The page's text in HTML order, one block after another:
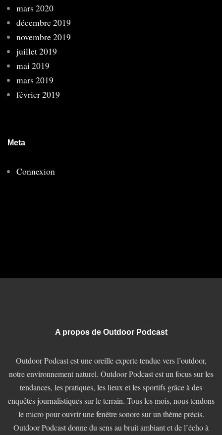
mars 2020
décembre 2019
novembre 2019
juillet 2019
mai 2019
mars 2019
février 2019
Meta
Connexion
A propos de Outdoor Podcast
Outdoor Podcast est une oreille experte tendue vers l’outdoor,
notre environnement naturel. Outdoor Podcast est un focus sur les
tendances, les pratiques, les lieux et les sportifs grâce à des
enquêtes journalistiques sur le terrain. Tous les mois, nous tendons
le micro pour ouvrir une fenêtre sonore sur un thème précis.
Outdoor Podcast donne du sens au bruit ambiant et de l’écho à